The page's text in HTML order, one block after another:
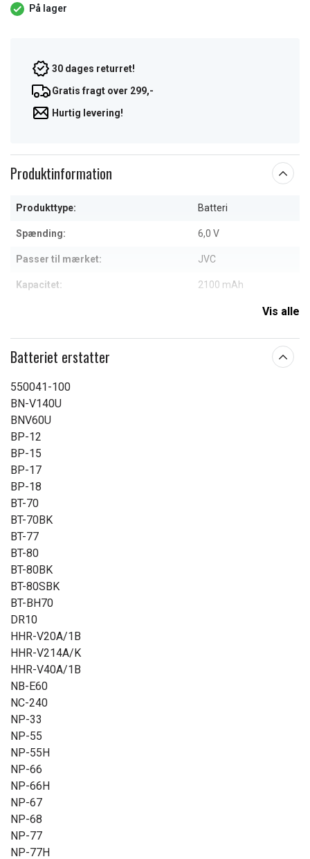
På lager
30 dages returret!
Gratis fragt over 299,-
Hurtig levering!
Produktinformation
Produkttype: Batteri
Spænding: 6,0 V
Passer til mærket: JVC
Kapacitet: 2100 mAh
Vis alle
Batteriet erstatter
550041-100
BN-V140U
BNV60U
BP-12
BP-15
BP-17
BP-18
BT-70
BT-70BK
BT-77
BT-80
BT-80BK
BT-80SBK
BT-BH70
DR10
HHR-V20A/1B
HHR-V214A/K
HHR-V40A/1B
NB-E60
NC-240
NP-33
NP-55
NP-55H
NP-66
NP-66H
NP-67
NP-68
NP-77
NP-77H